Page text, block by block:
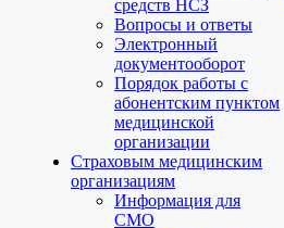
средств НСЗ
Вопросы и ответы
Электронный
документооборот
Порядок работы с
абонентским пунктом
медицинской
организации
Страховым медицинским
организациям
Информация для
СМО